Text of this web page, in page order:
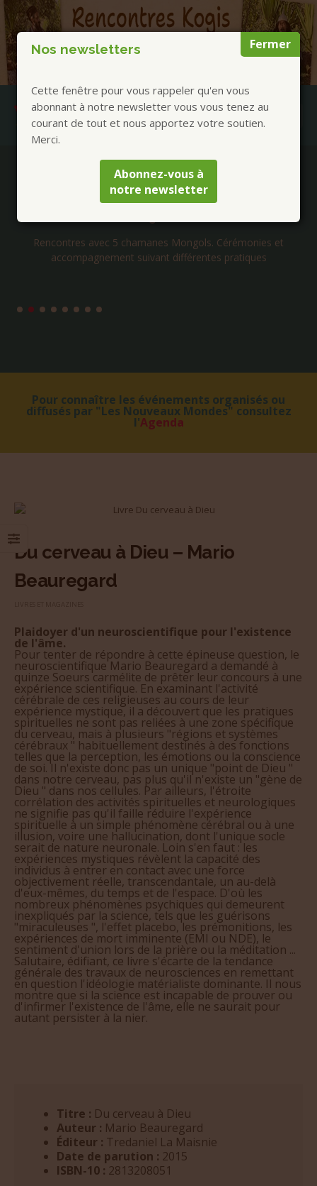
Fermer
Nos newsletters
Cette fenêtre pour vous rappeler qu'en vous
abonnant à notre newsletter vous vous tenez au
courant de tout et nous apportez votre soutien.
Merci.
Abonnez-vous à
notre newsletter
Publications à la Une !
Séjours Mongolie chamanique été 2026 avec
Rencontres avec 5 chamanes Mongols. Cérémonies et
accompagnement suivant différentes pratiques
Pour connaître les événements organisés ou
diffusés par "Les Nouveaux Mondes" consultez
l'Agenda
Du cerveau à Dieu – Mario
Beauregard
Plaidoyer d'un neuroscientifique pour l'existence
de l'âme.
Pour tenter de répondre à cette épineuse question, le
neuroscientifique Mario Beauregard a demandé à
quinze Soeurs carmélite de prêter leur concours à une
expérience scientifique. En examinant l'activité
cérébrale de ces religieuses au cours de leur
expérience mystique, il a découvert que les pratiques
spirituelles ne sont pas reliées à une zone spécifique
du cerveau, mais à plusieurs "régions et systèmes
cérébraux " habituellement destinés à des fonctions
telles que la perception, les émotions ou la conscience
de soi. Il n'existe donc pas un unique "point de Dieu "
dans notre cerveau, pas plus qu'il n'existe un "gène de
Dieu " dans nos cellules. Par ailleurs, l'étroite
corrélation des activités spirituelles et neurologiques
ne signifie pas qu'il faille réduire l'expérience
spirituelle à un simple phénomène cérébral ou à une
illusion, voire une hallucination, dont l'unique socle
serait de nature neuronale. Loin s'en faut : les
expériences mystiques révèlent la capacité des
individus à entrer en contact avec une force
objectivement réelle, transcendantale, un au-delà
d'eux-mêmes, du temps et de l'espace. D'où les
nombreux phénomènes psychiques qui demeurent
inexpliqués par la science, tels que les guérisons
"miraculeuses ", l'effet placebo, les prémonitions, les
expériences de mort imminente (EMI ou NDE), le
sentiment d'union lors de la prière ou la méditation ...
Salutaire, édifiant, ce livre s'écarte de la tendance
générale des travaux de neurosciences en remettant
en question l'idéologie matérialiste dominante. Il nous
montre que si la science est incapable de prouver ou
d'infirmer l'existence de l'âme, elle ne saurait pour
autant persister à la nier.
Titre : Du cerveau à Dieu
Auteur : Mario Beauregard
Éditeur : Tredaniel La Maisnie
Date de parution : 2015
ISBN-10 : 2813208051